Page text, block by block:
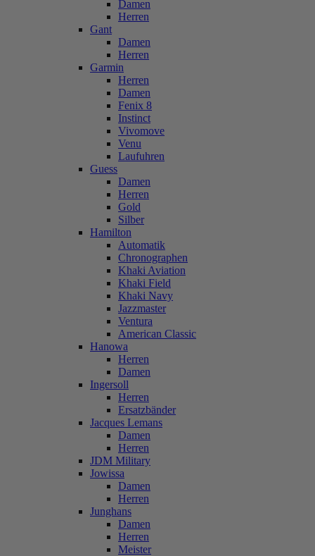
Damen
Herren
Gant
Damen
Herren
Garmin
Herren
Damen
Fenix 8
Instinct
Vivomove
Venu
Laufuhren
Guess
Damen
Herren
Gold
Silber
Hamilton
Automatik
Chronographen
Khaki Aviation
Khaki Field
Khaki Navy
Jazzmaster
Ventura
American Classic
Hanowa
Herren
Damen
Ingersoll
Herren
Ersatzbänder
Jacques Lemans
Damen
Herren
JDM Military
Jowissa
Damen
Herren
Junghans
Damen
Herren
Meister